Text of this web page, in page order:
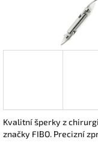
Kvalitní šperky z
značky FIBO. Precizní